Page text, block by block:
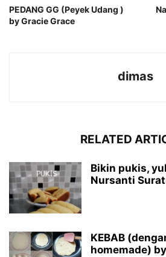
PEDANG GG (Peyek Udang )
by Gracie Grace
dimas
RELATED
Bikin pukis,
Nursanti
KEBAB
homemade)